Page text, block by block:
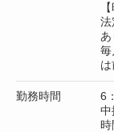
法
あ
は
勤務時間
6
中
時